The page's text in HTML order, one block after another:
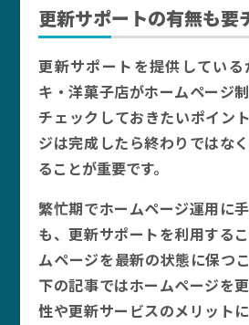
更新サポートの有無も要
更新サポートを提供してい
キ・洋菓子店がホームページ
チェックしておきたいポイン
ジは完成したら終わりではな
ることが重要です。
繁忙期でホームページ運用に
も、更新サポートを利用する
ムページを最新の状態に保つ
下の記事ではホームページを
性や更新サービスのメリット